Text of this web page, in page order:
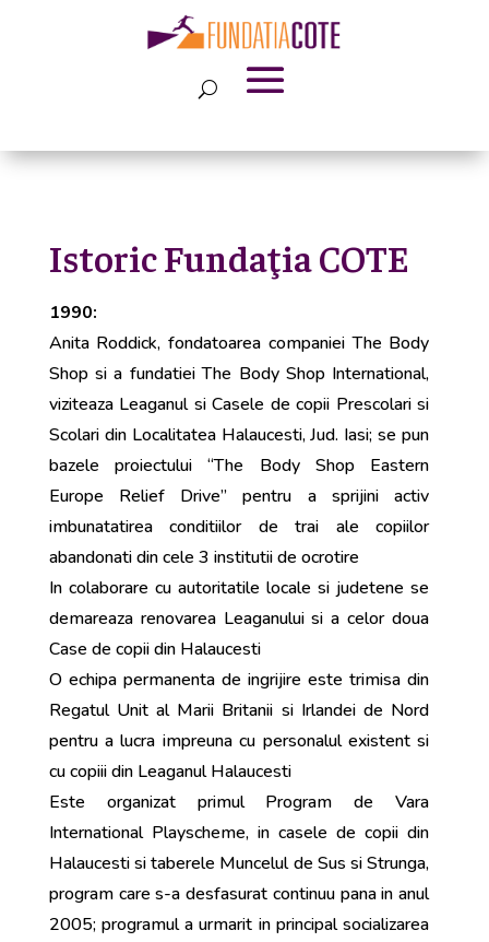
Istoric Fundaţia COTE
1990:
Anita Roddick, fondatoarea companiei The Body
Shop si a fundatiei The Body Shop International,
viziteaza Leaganul si Casele de copii Prescolari si
Scolari din Localitatea Halaucesti, Jud. Iasi; se pun
bazele proiectului “The Body Shop Eastern
Europe Relief Drive” pentru a sprijini activ
imbunatatirea conditiilor de trai ale copiilor
abandonati din cele 3 institutii de ocrotire
In colaborare cu autoritatile locale si judetene se
demareaza renovarea Leaganului si a celor doua
Case de copii din Halaucesti
O echipa permanenta de ingrijire este trimisa din
Regatul Unit al Marii Britanii si Irlandei de Nord
pentru a lucra impreuna cu personalul existent si
cu copiii din Leaganul Halaucesti
Este organizat primul Program de Vara
International Playscheme, in casele de copii din
Halaucesti si taberele Muncelul de Sus si Strunga,
program care s-a desfasurat continuu pana in anul
2005; programul a urmarit in principal socializarea